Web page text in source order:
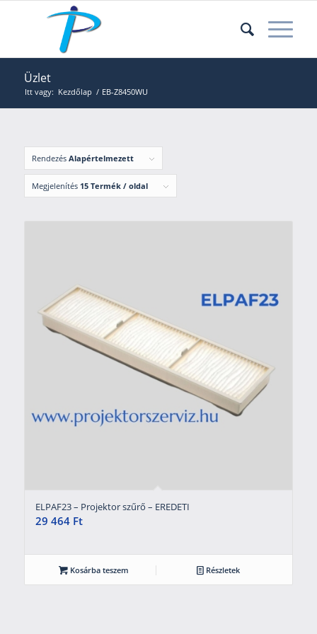
Üzlet
Itt vagy: Kezdőlap / EB-Z8450WU
Rendezés Alapértelmezett
Megjelenítés 15 Termék / oldal
ELPAF23 – Projektor szűrő – EREDETI
29 464 Ft
Kosárba teszem Részletek